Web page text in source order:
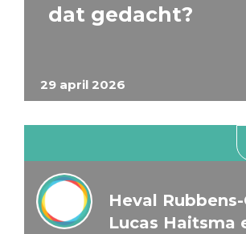
29 april 2026
dat gedacht?
Heval
Lucas Haitsma